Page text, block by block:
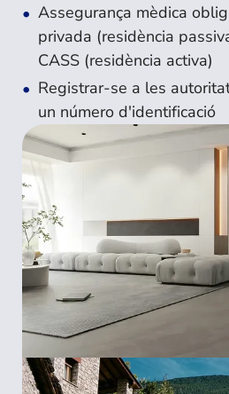
Assegurança mèdica
privada (residència
CASS (residència activa)
Registrar-se a les
un número d'identificació